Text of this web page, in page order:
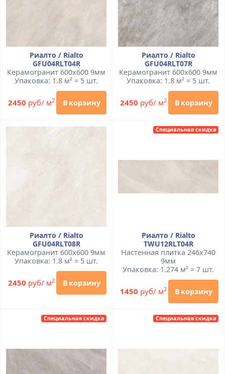
Риалто / Rialto
GFU04RLT04R
Керамогранит 600x600 9мм
Упаковка: 1.8 м² = 5 шт.
2450 руб/ м2 В корзину
Риалто / Rialto
GFU04RLT07R
Керамогранит 600x600 9мм
Упаковка: 1.8 м² = 5 шт.
2450 руб/ м2 В корзину
Риалто / Rialto
GFU04RLT08R
Керамогранит 600x600 9мм
Упаковка: 1.8 м² = 5 шт.
2450 руб/ м2 В корзину
Специальная скидка
Риалто / Rialto
TWU12RLT04R
Настенная плитка 246x740
9мм
Упаковка: 1.274 м² = 7 шт.
1450 руб/ м2 В корзину
Специальная скидка Специальная скидка